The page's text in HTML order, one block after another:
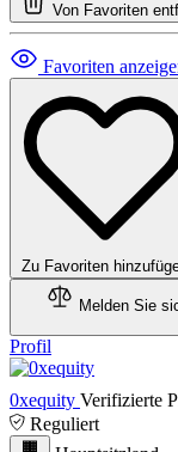
Von Favoriten
Favoriten
Zu Favoriten
Melden Sie
Profil
0xequity Verifizierte
Reguliert